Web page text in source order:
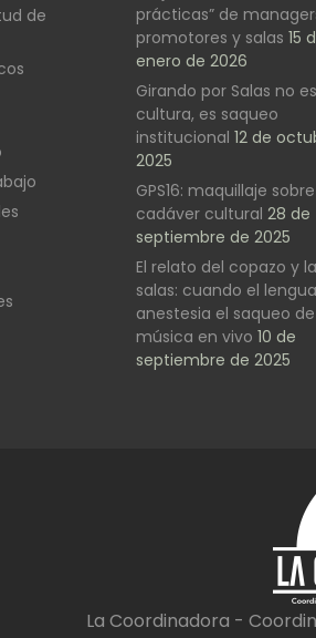
de
prácticas” de
promotores y salas 15
enero de 2026
Girando por Salas no es
cultura, es saqueo
institucional 12 de
2025
GPS16: maquillaje
cadáver cultural 28 de
septiembre de 2025
El relato del copazo y
salas: cuando el
anestesia el saqueo
música en vivo 10 de
septiembre de 2025
La Coordinadora -